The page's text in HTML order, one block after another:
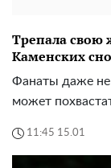
Трепала свою
Каменских
Фанаты даже не
может
11:45 15.01